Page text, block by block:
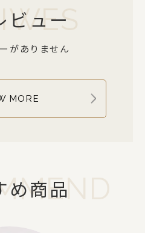
ビュー
がありません
MORE
め商品